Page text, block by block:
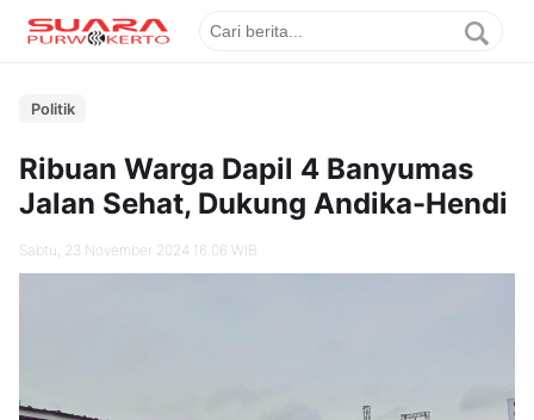
Politik
Ribuan Warga Dapil 4 Banyumas
Jalan Sehat, Dukung Andika-Hendi
Sabtu, 23 November 2024 16.06 WIB